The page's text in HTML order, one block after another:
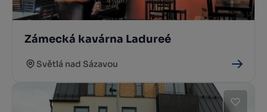
Zámecká kavárna Ladureé
Světlá nad Sázavou